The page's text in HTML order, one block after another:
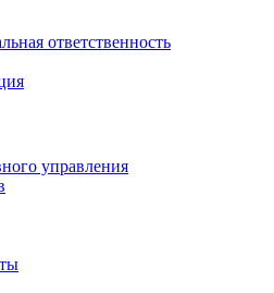
ответственность
управления